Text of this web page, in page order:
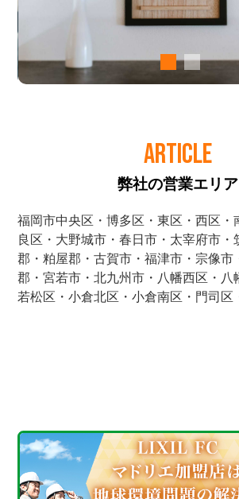
ARTICLE
弊社の営業エリア